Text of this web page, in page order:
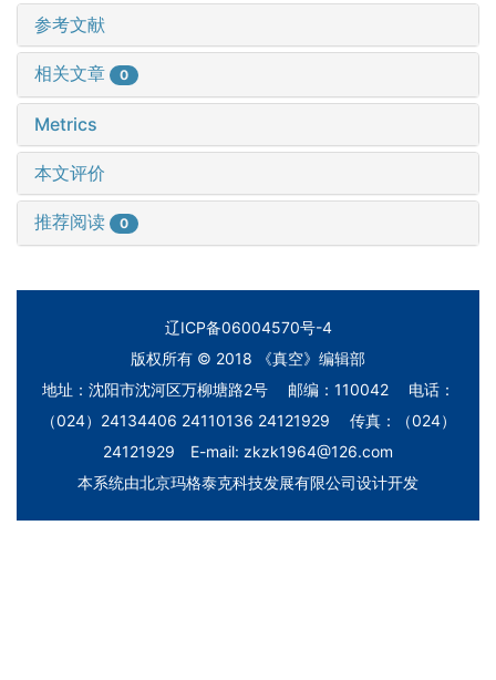
参考文献
相关文章 0
Metrics
本文评价
推荐阅读 0
辽ICP备06004570号-4
版权所有 © 2018 《真空》编辑部
地址：沈阳市沈河区万柳塘路2号 邮编：110042 电话：
（024）24134406 24110136 24121929 传真：（024）
24121929 E-mail: zkzk1964@126.com
本系统由北京玛格泰克科技发展有限公司设计开发